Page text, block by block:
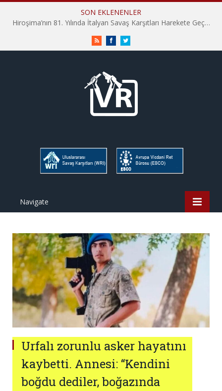
SON EKLENENLER
Hiroşima’nın 81. Yılında İtalyan Savaş Karşıtları Harekete Geçti: “Hatırlamak yeterli değil”
RSS FacebookTwitter
Navigate
Urfalı zorunlu asker hayatını
kaybetti. Annesi: “Kendini
boğdu dediler, boğazında